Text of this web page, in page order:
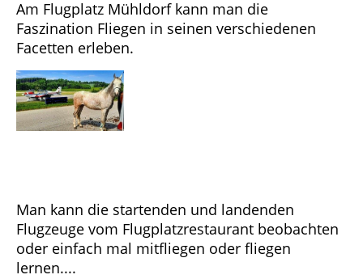
Am Flugplatz Mühldorf kann man die
Faszination Fliegen in seinen verschiedenen
Facetten erleben.
Man kann die startenden und landenden
Flugzeuge vom Flugplatzrestaurant beobachten
oder einfach mal mitfliegen oder fliegen
lernen....